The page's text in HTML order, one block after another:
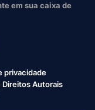
em sua caixa de
privacidade
Autorais